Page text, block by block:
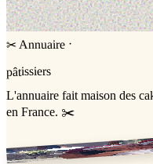
✂ Annuaire ·
pâtissiers
L'annuaire fait maison des
en France. ✂️
Jessica & Jérémy ♡